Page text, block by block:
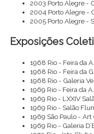
2003 Porto Alegre -
2004 Porto Alegre -
2005 Porto Alegre -
Exposições
1968 Rio - Feira da
1968 Rio - Feira da
1968 Rio - Galeria
1969 Rio - Feira da
1969 Rio - LXXIV
1969 Rio - Salão
1969 São Paulo - Art
1969 Rio - Galeria